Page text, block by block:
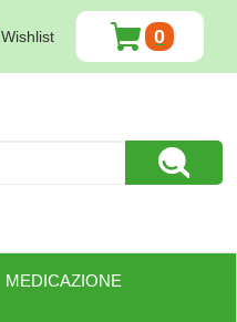
Wishlist 0
ARTICOLI
INSERITI
Cerca
MEDICAZIONE